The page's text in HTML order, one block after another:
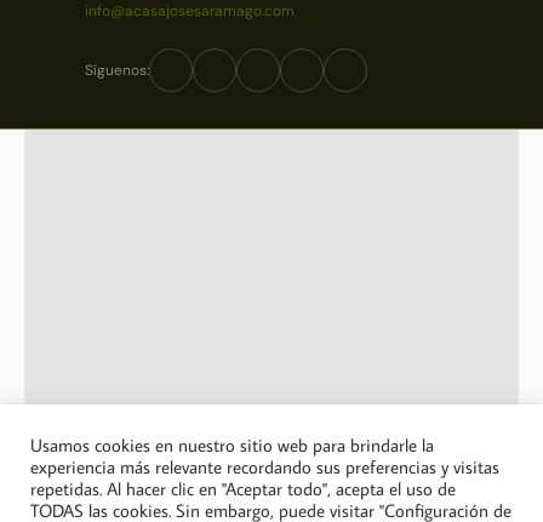
info@acasajosesaramago.com
Síguenos:
© 2026 A Casa Jose Saramago. Todos los derechos reservados.
Usamos cookies en nuestro sitio web para brindarle la
experiencia más relevante recordando sus preferencias y visitas
repetidas. Al hacer clic en "Aceptar todo", acepta el uso de
TODAS las cookies. Sin embargo, puede visitar "Configuración de